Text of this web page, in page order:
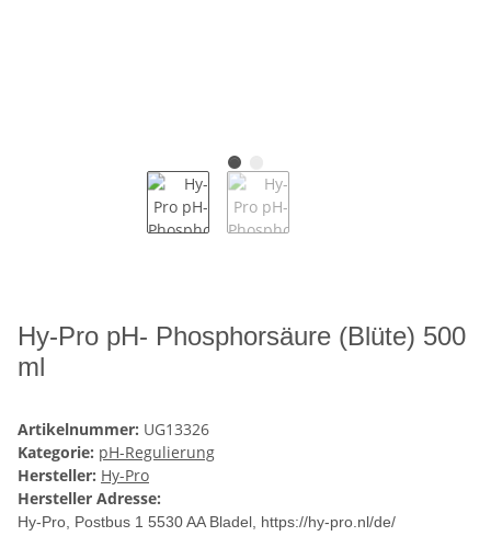
Hy-Pro pH- Phosphorsäure (Blüte) 500
ml
Artikelnummer: UG13326
Kategorie: pH-Regulierung
Hersteller: Hy-Pro
Hersteller Adresse:
Hy-Pro, Postbus 1 5530 AA Bladel, https://hy-pro.nl/de/